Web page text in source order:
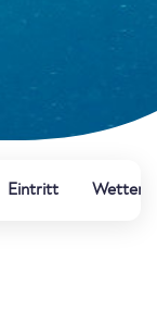
Eintritt Wetter